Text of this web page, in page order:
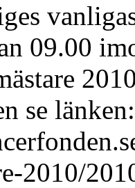
09.00
se länken:
2010/